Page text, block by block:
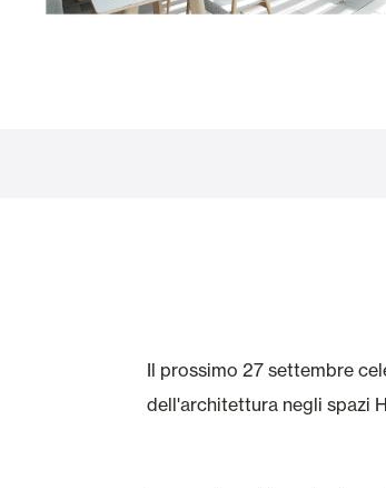
Il prossimo 27 settembre
dell'architettura negli spazi